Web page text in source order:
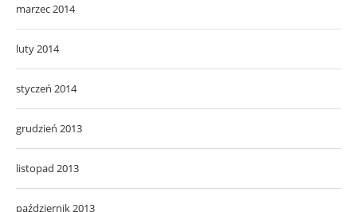
marzec 2014
luty 2014
styczeń 2014
grudzień 2013
listopad 2013
październik 2013